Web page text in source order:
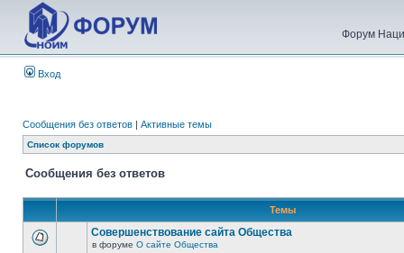
Форум
Вход
Сообщения без ответов | Активные темы
Список форумов
Сообщения без ответов
Темы
Совершенствование сайта Общества
в форуме О сайте Общества